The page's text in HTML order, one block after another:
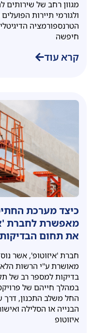
מגוון רחב של שירותים
ולגורמי תיירות
הטרנספורמציה
חיפשה
קרא עוד
מאפשרת לחברת
את תחום הבדיקות
ושותפים עסקיים
מאושרת ע"י הרשות
בדיקות למספר רב של
במהלך חייהם של
החל משלב התכנון, דרך
הבנייה או הסלילה
איזוטופ